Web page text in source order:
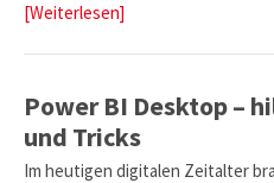
[Weiterlesen]
Power BI Desktop –
und Tricks
Im heutigen digitalen Zeitalter